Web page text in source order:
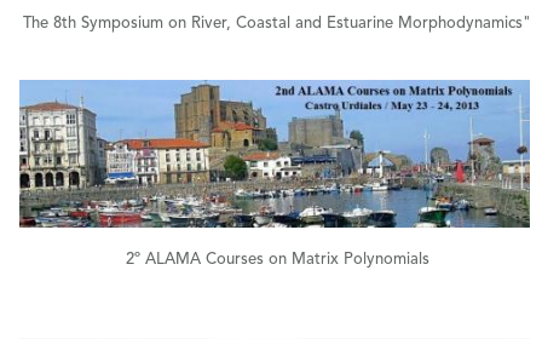
The 8th Symposium on River, Coastal and Estuarine Morphodynamics"
+
2º ALAMA Courses on Matrix Polynomials